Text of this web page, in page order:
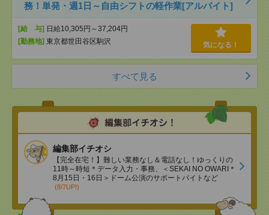
務！単発・週1日～自由シフトの軽作業[アルバイト]
[給 与] 日給10,305円～37,204円
[勤務地] 東京都世田谷区駒沢 気になる！
すべて見る
編集部イチオシ
【完全在宅！】難しい業務なし＆電話なし！ゆっくりの
11時～時短＊データ入力・事務、＜SEKAI NO OWARI＊
8月15日・16日＞ドーム公演のサポートバイトなど
(8/7UP!)